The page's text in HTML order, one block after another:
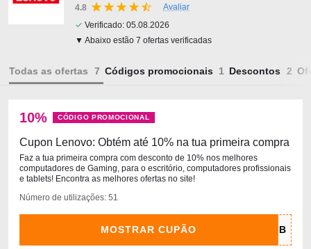
4.8
Avaliar
✓ Verificado: 05.08.2026
▼ Abaixo estão 7 ofertas verificadas
Todas as ofertas Códigos promocionais Descontos
10% CÓDIGO PROMOCIONAL
Cupon Lenovo: Obtém até 10% na tua primeira compra
Faz a tua primeira compra com desconto de 10% nos melhores
computadores de Gaming, para o escritório, computadores profissionais
e tablets! Encontra as melhores ofertas no site!
Número de utilizações: 51
MOSTRAR CUPÃO